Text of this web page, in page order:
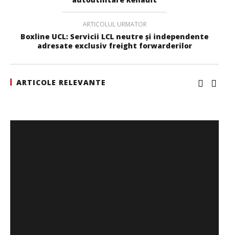
ARTICOLUL URMATOR
Boxline UCL: Servicii LCL neutre și independente
adresate exclusiv freight forwarderilor
ARTICOLE RELEVANTE